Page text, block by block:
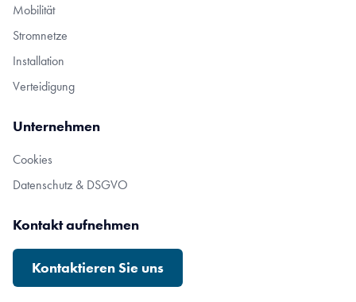
Mobilität
Stromnetze
Installation
Verteidigung
Unternehmen
Cookies
Datenschutz & DSGVO
Kontakt aufnehmen
Kontaktieren Sie uns